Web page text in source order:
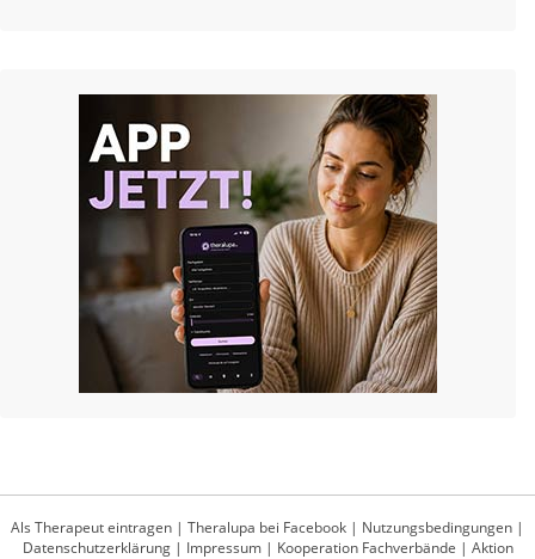
Als Therapeut eintragen | Theralupa bei Facebook | Nutzungsbedingungen |
Datenschutzerklärung| Impressum| Kooperation Fachverbände | Aktion